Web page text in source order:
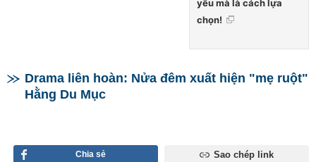
yêu mà là cách lựa
chọn!
Drama liên hoàn: Nửa đêm xuất hiện "mẹ ruột"
Hằng Du Mục
Chia sẻ Sao chép link